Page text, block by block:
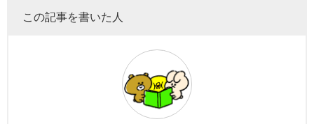
この記事を書いた人